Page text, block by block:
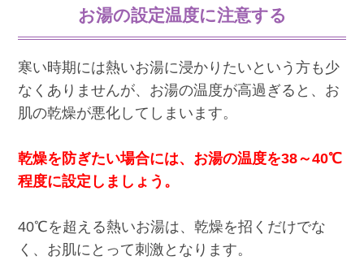
お湯の設定温度に注意する
寒い時期には熱いお湯に浸かりたいという方も少
なくありませんが、お湯の温度が高過ぎると、お
肌の乾燥が悪化してしまいます。
乾燥を防ぎたい場合には、お湯の温度を38～40℃
程度に設定しましょう。
40℃を超える熱いお湯は、乾燥を招くだけでな
く、お肌にとって刺激となります。